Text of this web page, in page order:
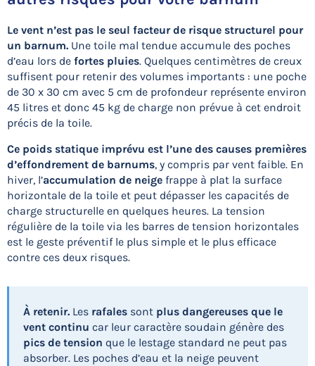
Le vent n’est pas le seul facteur de risque structurel pour
un barnum. Une toile mal tendue accumule des poches
d’eau lors de fortes pluies. Quelques centimètres de creux
suffisent pour retenir des volumes importants : une poche
de 30 x 30 cm avec 5 cm de profondeur représente environ
45 litres et donc 45 kg de charge non prévue à cet endroit
précis de la toile.
Ce poids statique imprévu est l’une des causes premières
d’effondrement de barnums, y compris par vent faible. En
hiver, l’accumulation de neige frappe à plat la surface
horizontale de la toile et peut dépasser les capacités de
charge structurelle en quelques heures. La tension
régulière de la toile via les barres de tension horizontales
est le geste préventif le plus simple et le plus efficace
contre ces deux risques.
À retenir. Les rafales sont plus dangereuses que le
vent continu car leur caractère soudain génère des
pics de tension que le lestage standard ne peut pas
absorber. Les poches d’eau et la neige peuvent